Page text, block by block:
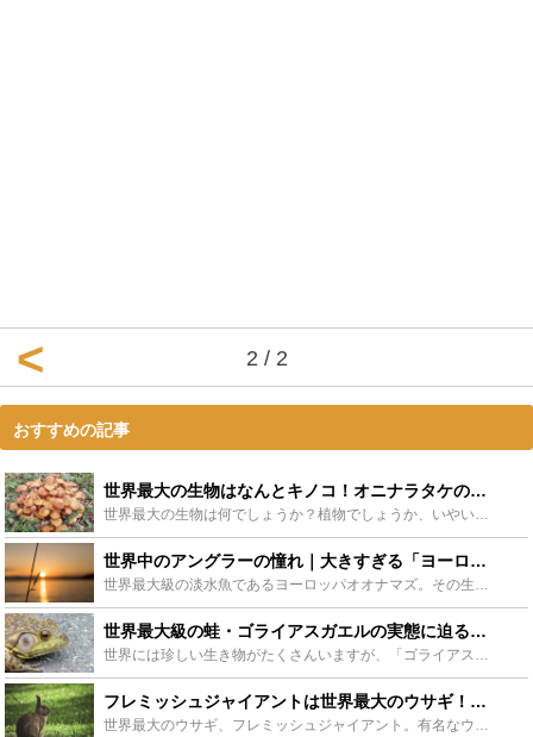
2 / 2
おすすめの記事
世界最大の生物はなんとキノコ！オニナラタケの巨大さとその生態をご紹介 - Leisurego(レジャーゴー)
世界最大の生物は何でしょうか？植物でしょうか、いやいや動物でしょう！と考えますよね。実は最大の生物はキノコの一種「オニナラタケ」です。なぜオニナラタケが世界『最大』の生物なのでしょうか？この記事では...
世界中のアングラーの憧れ｜大きすぎる「ヨーロッパオオナマズ」の生態は？ - Leisurego(レジャーゴー)
世界最大級の淡水魚であるヨーロッパオオナマズ。その生態は最大３～４メートルに上り、ハトや小型犬なら丸呑みにする獰猛さを持ち合わせています。一方で世界中のアングラ―に愛されるゲームフィッシュとして人気...
世界最大級の蛙・ゴライアスガエルの実態に迫る！飼育方法も要チェック！ - Leisurego(レジャーゴー)
世界には珍しい生き物がたくさんいますが、「ゴライアスガエル」は、世界最大級の大きさのカエルとして有名です。なんと大人になると人間の赤ちゃんほどのサイズにまで成長し、見るものを圧倒します。ここでは、そ...
フレミッシュジャイアントは世界最大のウサギ！特徴や飼育方法、販売店や値段も - Leisurego(レジャーゴー)
世界最大のウサギ、フレミッシュジャイアント。有名なウサギなので聞いたことがある人も多いのではないでしょうか？この記事ではフレミッシュジャイアントを販売しているお店や販売価格、飼育時に注意する点、飼育...